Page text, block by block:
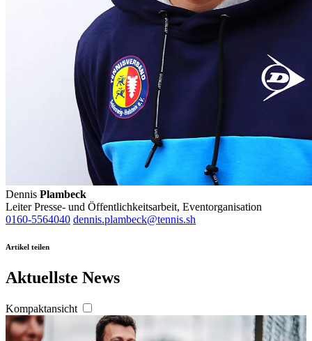
Dennis Plambeck
Leiter Presse- und Öffentlichkeitsarbeit, Eventorganisation
0160-5564040 dennis.plambeck@tennis.sh
Artikel teilen
Aktuellste News
Kompaktansicht